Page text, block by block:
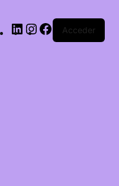
Acceder